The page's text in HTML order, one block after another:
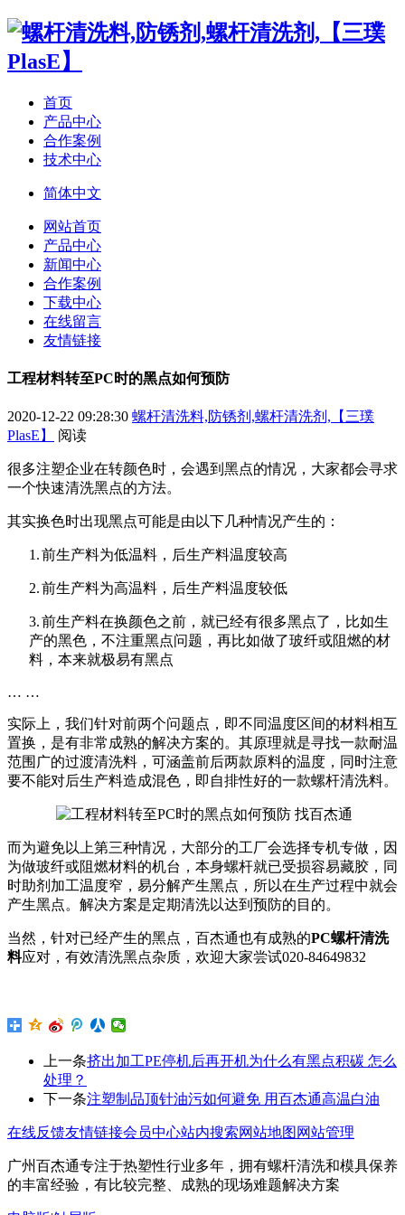
首页
产品中心
合作案例
技术中心
简体中文
网站首页
产品中心
新闻中心
合作案例
下载中心
在线留言
友情链接
工程材料转至PC时的黑点如何预防
2020-12-22 09:28:30 螺杆清洗料,防锈剂,螺杆清洗剂,【三璞
PlasE】
阅读
很多注塑企业在转颜色时，会遇到黑点的情况，大家都会寻求
一个快速清洗黑点的方法。
其实换色时出现黑点可能是由以下几种情况产生的：
1.前生产料为低温料，后生产料温度较高
2.前生产料为高温料，后生产料温度较低
3.前生产料在换颜色之前，就已经有很多黑点了，比如生
产的黑色，不注重黑点问题，再比如做了玻纤或阻燃的材
料，本来就极易有黑点
… …
实际上，我们针对前两个问题点，即不同温度区间的材料相互
置换，是有非常成熟的解决方案的。其原理就是寻找一款耐温
范围广的过渡清洗料，可涵盖前后两款原料的温度，同时注意
要不能对后生产料造成混色，即自排性好的一款螺杆清洗料。
而为避免以上第三种情况，大部分的工厂会选择专机专做，因
为做玻纤或阻燃材料的机台，本身螺杆就已受损容易藏胶，同
时助剂加工温度窄，易分解产生黑点，所以在生产过程中就会
产生黑点。解决方案是定期清洗以达到预防的目的。
当然，针对已经产生的黑点，百杰通也有成熟的PC螺杆清洗
料应对，有效清洗黑点杂质，欢迎大家尝试020-84649832
上一条挤出加工PE停机后再开机为什么有黑点积碳 怎么
处理？
下一条注塑制品顶针油污如何避免 用百杰通高温白油
在线反馈友情链接会员中心站内搜索网站地图 网站管理
广州百杰通专注于热塑性行业多年，拥有螺杆清洗和模具保养
的丰富经验，有比较完整、成熟的现场难题解决方案